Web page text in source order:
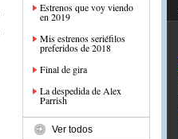
Estrenos que voy viendo
en 2019
Mis estrenos seriéfilos
preferidos de 2018
Final de gira
La despedida de Alex
Parrish
Ver todos